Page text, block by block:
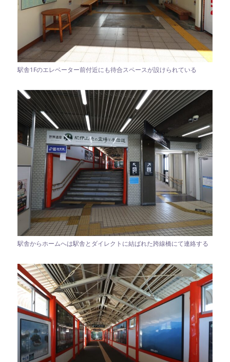
駅舎1Fのエレベーター前付近にも待合スペースが設けられている
駅舎からホームへは駅舎とダイレクトに結ばれた跨線橋にて連絡する